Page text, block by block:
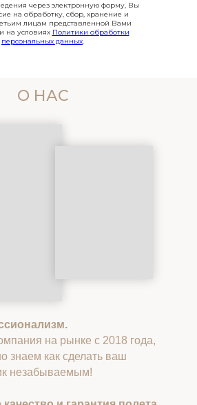
через электронную форму, Вы
на обработку, сбор, хранение и
лицам представленной Вами
на условиях Политики обработки
персональных данных.
О НАС
на рынке с 2018 года,
знаем как сделать ваш
незабываемым!